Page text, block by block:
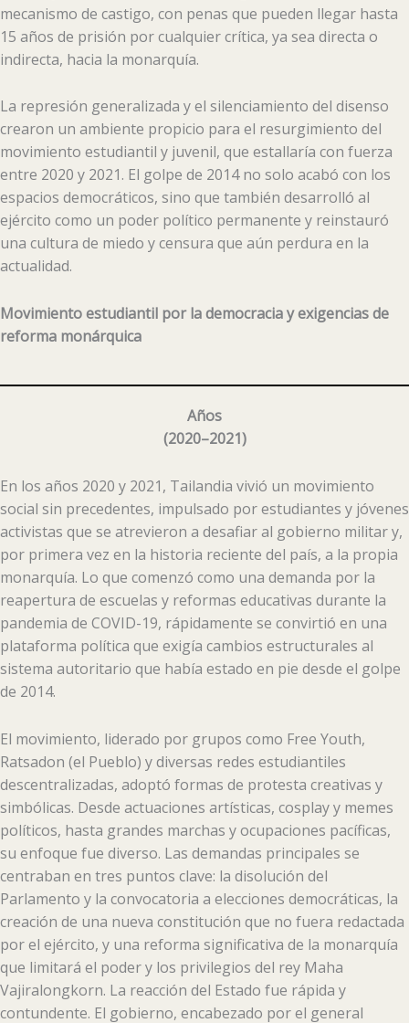
mecanismo de castigo, con penas que pueden llegar hasta
15 años de prisión por cualquier crítica, ya sea directa o
indirecta, hacia la monarquía.
La represión generalizada y el silenciamiento del disenso
crearon un ambiente propicio para el resurgimiento del
movimiento estudiantil y juvenil, que estallaría con fuerza
entre 2020 y 2021. El golpe de 2014 no solo acabó con los
espacios democráticos, sino que también desarrolló al
ejército como un poder político permanente y reinstauró
una cultura de miedo y censura que aún perdura en la
actualidad.
Movimiento estudiantil por la democracia y exigencias de
reforma monárquica
Años
(2020–2021)
En los años 2020 y 2021, Tailandia vivió un movimiento
social sin precedentes, impulsado por estudiantes y jóvenes
activistas que se atrevieron a desafiar al gobierno militar y,
por primera vez en la historia reciente del país, a la propia
monarquía. Lo que comenzó como una demanda por la
reapertura de escuelas y reformas educativas durante la
pandemia de COVID-19, rápidamente se convirtió en una
plataforma política que exigía cambios estructurales al
sistema autoritario que había estado en pie desde el golpe
de 2014.
El movimiento, liderado por grupos como Free Youth,
Ratsadon (el Pueblo) y diversas redes estudiantiles
descentralizadas, adoptó formas de protesta creativas y
simbólicas. Desde actuaciones artísticas, cosplay y memes
políticos, hasta grandes marchas y ocupaciones pacíficas,
su enfoque fue diverso. Las demandas principales se
centraban en tres puntos clave: la disolución del
Parlamento y la convocatoria a elecciones democráticas, la
creación de una nueva constitución que no fuera redactada
por el ejército, y una reforma significativa de la monarquía
que limitará el poder y los privilegios del rey Maha
Vajiralongkorn. La reacción del Estado fue rápida y
contundente. El gobierno, encabezado por el general